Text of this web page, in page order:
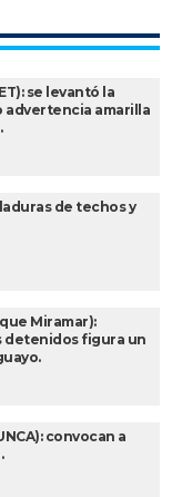
se levantó la
amarilla
de techos y
Miramar):
detenidos figura un
convocan a